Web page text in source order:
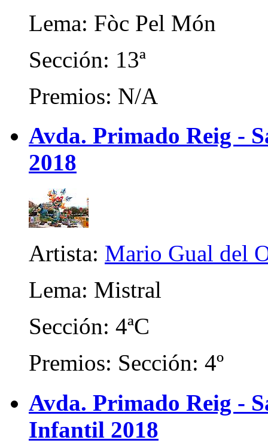
Lema: Fòc Pel Món
Sección: 13ª
Premios: N/A
Avda. Primado Reig -
2018
Artista: Mario Gual del
Lema: Mistral
Sección: 4ªC
Premios: Sección: 4º
Avda. Primado Reig -
Infantil 2018